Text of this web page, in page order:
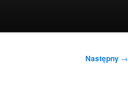
Następny →